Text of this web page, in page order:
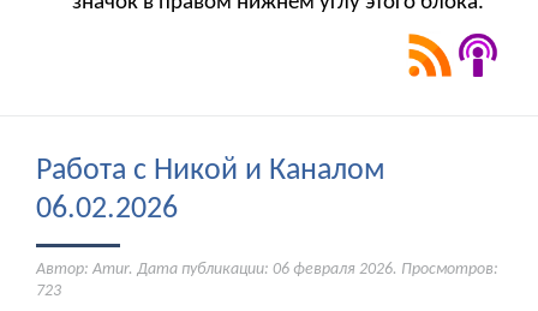
Работа с Никой и Каналом
06.02.2026
Автор: Amur. Дата публикации: 06 февраля 2026. Просмотров:
723